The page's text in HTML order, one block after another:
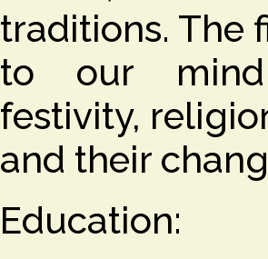
traditions. The
to our mind
festivity,
and their
Education: